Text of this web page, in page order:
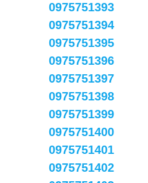
0975751393
0975751394
0975751395
0975751396
0975751397
0975751398
0975751399
0975751400
0975751401
0975751402